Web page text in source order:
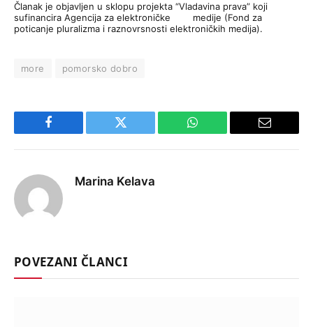
Članak je objavljen u sklopu projekta “Vladavina prava” koji
sufinancira Agencija za elektroničke medije (Fond za
poticanje pluralizma i raznovrsnosti elektroničkih medija).
more pomorsko dobro
Facebook Twitter WhatsApp Email
Marina Kelava
POVEZANI ČLANCI